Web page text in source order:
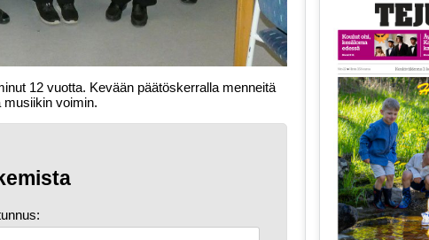
12 vuotta. Kevään päätöskerralla menneitä
voimin.